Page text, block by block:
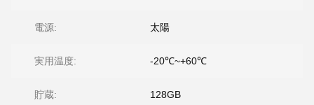
電源: 太陽
実用温度: -20℃~+60℃
貯蔵: 128GB